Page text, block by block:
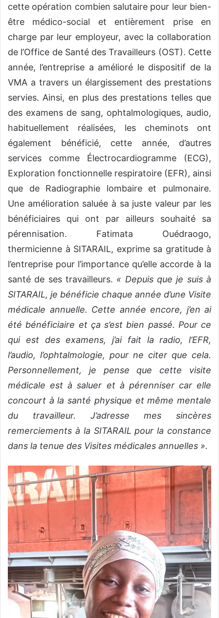
cette opération combien salutaire pour leur bien-
être médico-social et entièrement prise en
charge par leur employeur, avec la collaboration
de l’Office de Santé des Travailleurs (OST). Cette
année, l’entreprise a amélioré le dispositif de la
VMA a travers un élargissement des prestations
servies. Ainsi, en plus des prestations telles que
des examens de sang, ophtalmologiques, audio,
habituellement réalisées, les cheminots ont
également bénéficié, cette année, d’autres
services comme Électrocardiogramme (ECG),
Exploration fonctionnelle respiratoire (EFR), ainsi
que de Radiographie lombaire et pulmonaire.
Une amélioration saluée à sa juste valeur par les
bénéficiaires qui ont par ailleurs souhaité sa
pérennisation. Fatimata Ouédraogo,
thermicienne à SITARAIL, exprime sa gratitude à
l’entreprise pour l’importance qu’elle accorde à la
santé de ses travailleurs. « Depuis que je suis à
SITARAIL, je bénéficie chaque année d’une Visite
médicale annuelle. Cette année encore, j’en ai
été bénéficiaire et ça s’est bien passé. Pour ce
qui est des examens, j’ai fait la radio, l’EFR,
l’audio, l’ophtalmologie, pour ne citer que cela.
Personnellement, je pense que cette visite
médicale est à saluer et à pérenniser car elle
concourt à la santé physique et même mentale
du travailleur. J’adresse mes sincères
remerciements à la SITARAIL pour la constance
dans la tenue des Visites médicales annuelles ».